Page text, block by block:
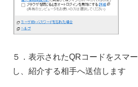
５．表示されたQRコードをスマ
し、紹介する相手へ送信します